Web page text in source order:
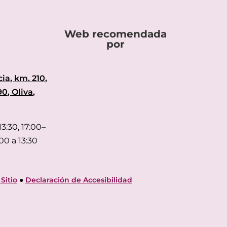
km. 210,
Oliva,
17:00–
a 13:30
Web recomendada
por
● Declaración de Accesibilidad